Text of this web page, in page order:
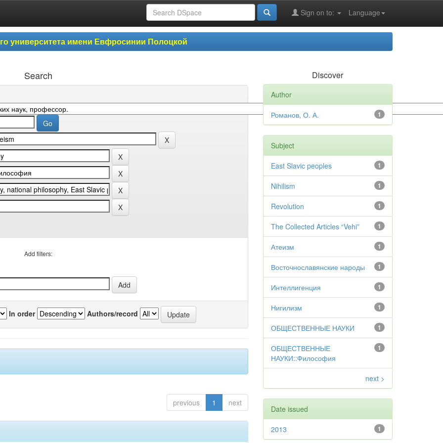
Language
Sign on to:
университета имени Евфросинии Полоцкой
Search
Add filters:
In order Authors/record
previous 1 next
Discover
Author
1
Романов, О. А.
Subject
1
East Slavic peoples
1
Nihilism
1
Revolution
1
The Collected Articles “Vehi”
1
Атеизм
1
Восточнославянские народы
1
Интеллигенция
1
Нигилизм
1
ОБЩЕСТВЕННЫЕ НАУКИ
1
ОБЩЕСТВЕННЫЕ
НАУКИ::Философия
next >
Date issued
1
2013